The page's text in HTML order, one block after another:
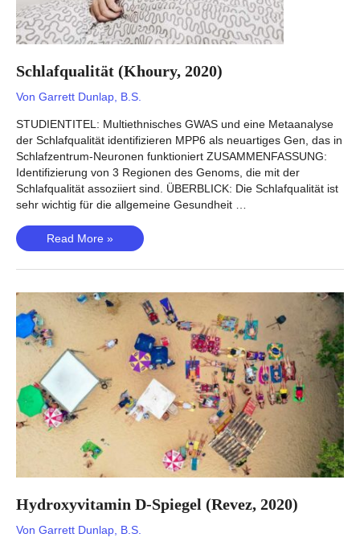
Schlafqualität (Khoury, 2020)
Von Garrett Dunlap, B.S.
STUDIENTITEL: Multiethnisches GWAS und eine Metaanalyse
der Schlafqualität identifizieren MPP6 als neuartiges Gen, das in
Schlafzentrum-Neuronen funktioniert ZUSAMMENFASSUNG:
Identifizierung von 3 Regionen des Genoms, die mit der
Schlafqualität assoziiert sind. ÜBERBLICK: Die Schlafqualität ist
sehr wichtig für die allgemeine Gesundheit …
Schlafqualität
(Khoury,
2020)
Read More »
Hydroxyvitamin D-Spiegel (Revez, 2020)
Von Garrett Dunlap, B.S.